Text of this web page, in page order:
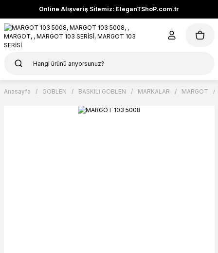
Online Alışveriş Sitemiz: EleganTShoP.com.tr
Anasayfa GOBLEN BASKILI GOBLEN MARKALAR MARGOT